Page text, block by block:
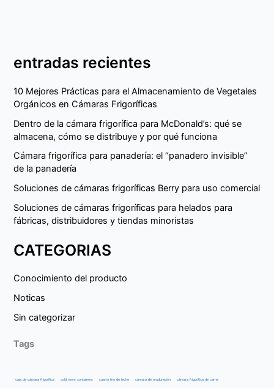
entradas recientes
10 Mejores Prácticas para el Almacenamiento de Vegetales
Orgánicos en Cámaras Frigoríficas
Dentro de la cámara frigorífica para McDonald’s: qué se
almacena, cómo se distribuye y por qué funciona
Cámara frigorífica para panadería: el “panadero invisible”
de la panadería
Soluciones de cámaras frigoríficas Berry para uso comercial
Soluciones de cámaras frigoríficas para helados para
fábricas, distribuidores y tiendas minoristas
CATEGORIAS
Conocimiento del producto
Noticas
Sin categorizar
Tags
caja de cámara frigorífica cold room containers cuarto frio de leche cámara de maduración cámara frigorífica de carne